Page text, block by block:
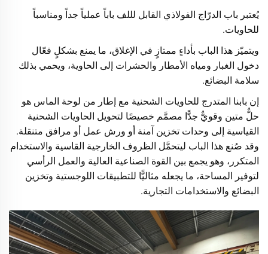
يُعتبر باب الدرّاج الفولاذي القابل لللف باباً عملياً جداً ومناسباً
للحاويات.
ويتميّز هذا الباب بأداءٍ ممتازٍ في الإغلاق، ما يمنع بشكلٍ فعّال
دخول الغبار ومياه الأمطار والحشرات إلى الحاوية، ويحمي بذلك
سلامة البضائع.
إن بابنا المتدرج للحاويات الشحنية مع إطار من لوحة الماس هو
حلٌّ متين وقويٌّ جدًّا مصمَّم خصيصًا لتحويل الحاويات الشحنية
القياسية إلى وحدات تخزين آمنة أو ورش عمل أو مرافق متنقلة.
وقد صُنع هذا الباب ليتحمَّل الظروف الخارجية القاسية والاستخدام
المتكرر، وهو يجمع بين القوة الصناعية العالية والعمل الرأسي
لتوفير المساحة، ما يجعله مثاليًّا للتطبيقات اللوجستية وتخزين
البضائع والاستخدامات التجارية.